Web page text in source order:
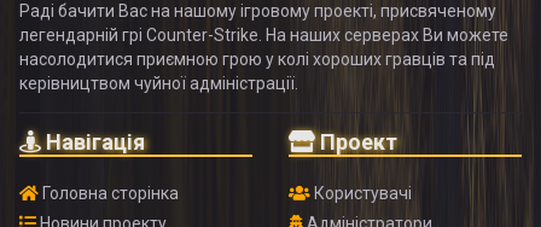
Раді бачити Вас на нашому ігровому проекті, присвяченому
легендарній грі Counter-Strike. На наших серверах Ви можете
насолодитися приємною грою у колі хороших гравців та під
керівництвом чуйної адміністрації.
Навігація
Головна сторінка
Проект
Користувачі